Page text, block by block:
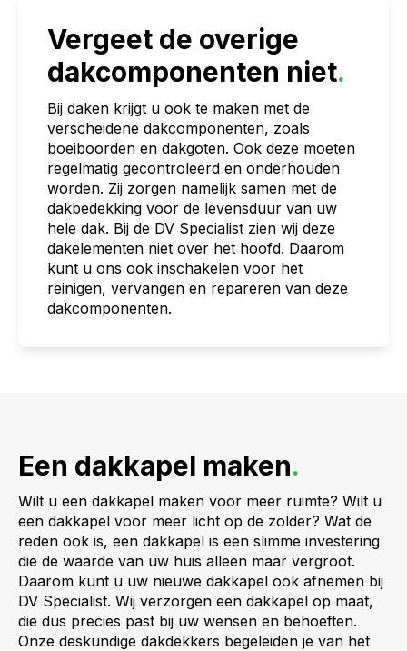
Vergeet de overige
dakcomponenten niet.
Bij daken krijgt u ook te maken met de
verscheidene dakcomponenten, zoals
boeiboorden en dakgoten. Ook deze moeten
regelmatig gecontroleerd en onderhouden
worden. Zij zorgen namelijk samen met de
dakbedekking voor de levensduur van uw
hele dak. Bij de DV Specialist zien wij deze
dakelementen niet over het hoofd. Daarom
kunt u ons ook inschakelen voor het
reinigen, vervangen en repareren van deze
dakcomponenten.
Een dakkapel maken.
Wilt u een dakkapel maken voor meer ruimte? Wilt u
een dakkapel voor meer licht op de zolder? Wat de
reden ook is, een dakkapel is een slimme investering
die de waarde van uw huis alleen maar vergroot.
Daarom kunt u uw nieuwe dakkapel ook afnemen bij
DV Specialist. Wij verzorgen een dakkapel op maat,
die dus precies past bij uw wensen en behoeften.
Onze deskundige dakdekkers begeleiden je van het